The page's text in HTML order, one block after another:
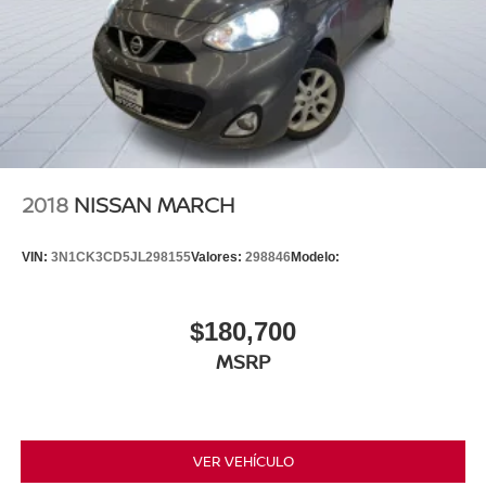
2018 NISSAN MARCH
VIN: 3N1CK3CD5JL298155Valores: 298846Modelo:
$180,700
MSRP
VER VEHÍCULO